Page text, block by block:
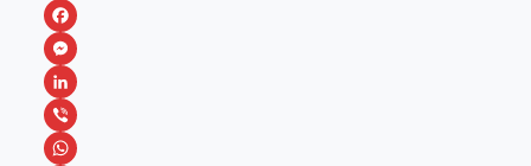
F
a
c
e
M
e
s
L
iV